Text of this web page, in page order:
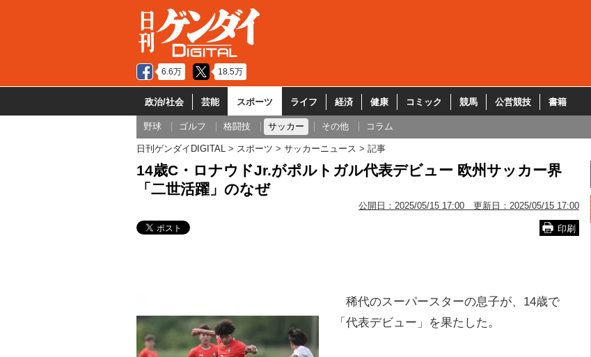
6.6万 18.5万
政治/社会 芸能 スポーツ ライフ 経済 健康 コミック 競馬 公営競技 書籍
野球 ゴルフ 格闘技 サッカー その他 コラム
日刊ゲンダイDIGITAL スポーツ サッカーニュース 記事
14歳C・ロナウドJr.がポルトガル代表デビュー 欧州サッカー界
「二世活躍」のなぜ
公開日： 2025/05/15 17:00 更新日： 2025/05/15 17:00
印刷
稀代のスーパースターの息子が、14歳で
「代表デビュー」を果たした。